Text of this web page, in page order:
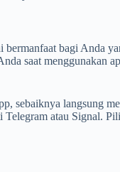
bagi Anda
saat
sebaiknya langsung
atau Signal.